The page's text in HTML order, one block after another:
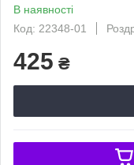
В наявності
Код: 22348-01
425 ₴